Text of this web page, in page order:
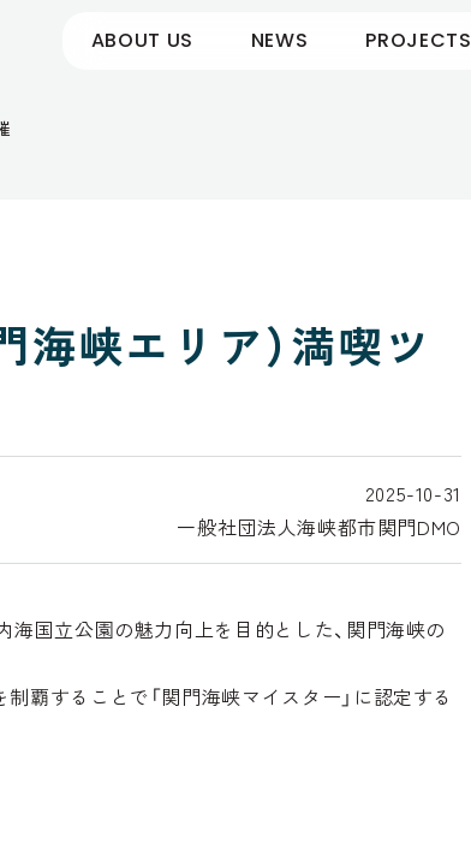
ABOUT US NEWS PROJECTS
海峡エリア）満喫ツ
2025-10-31
一般社団法人海峡都市関門DMO
海国立公園の魅力向上を目的とした、関門海峡の
覇することで「関門海峡マイスター」に認定する